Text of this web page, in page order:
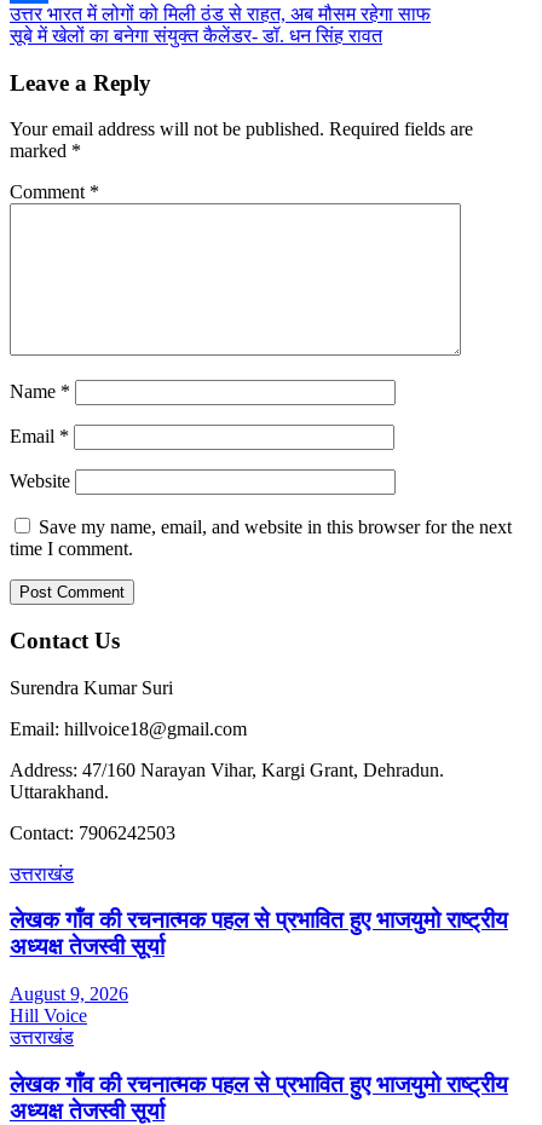
Share
Post
navigation
उत्तर भारत में लोगों को मिली ठंड से राहत, अब मौसम रहेगा साफ
सूबे में खेलों का बनेगा संयुक्त कैलेंडर- डॉ. धन सिंह रावत
Leave a Reply
Your email address will not be published. Required fields are
marked *
Comment *
Name *
Email *
Website
Save my name, email, and website in this browser for the next
time I comment.
Contact Us
Surendra Kumar Suri
Email: hillvoice18@gmail.com
Address: 47/160 Narayan Vihar, Kargi Grant, Dehradun.
Uttarakhand.
Contact: 7906242503
उत्तराखंड
लेखक गाँव की रचनात्मक पहल से प्रभावित हुए भाजयुमो राष्ट्रीय
अध्यक्ष तेजस्वी सूर्या
August 9, 2026
Hill Voice
उत्तराखंड
लेखक गाँव की रचनात्मक पहल से प्रभावित हुए भाजयुमो राष्ट्रीय
अध्यक्ष तेजस्वी सूर्या